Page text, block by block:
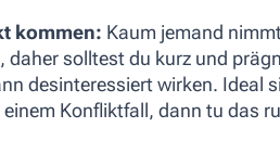
kommen: Kaum jemand
daher solltest du kurz und
desinteressiert wirken. Ideal
einem Konfliktfall, dann tu das